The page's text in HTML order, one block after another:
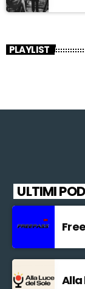
PLAYLIST
ULTIMI
Alla